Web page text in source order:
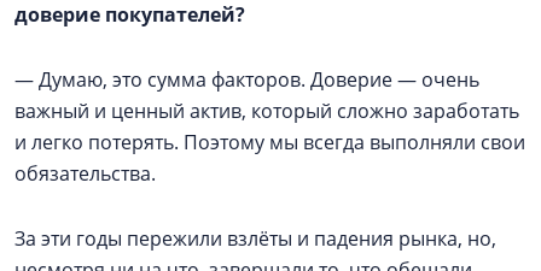
доверие покупателей?
— Думаю, это сумма факторов. Доверие — очень
важный и ценный актив, который сложно заработать
и легко потерять. Поэтому мы всегда выполняли свои
обязательства.
За эти годы пережили взлёты и падения рынка, но,